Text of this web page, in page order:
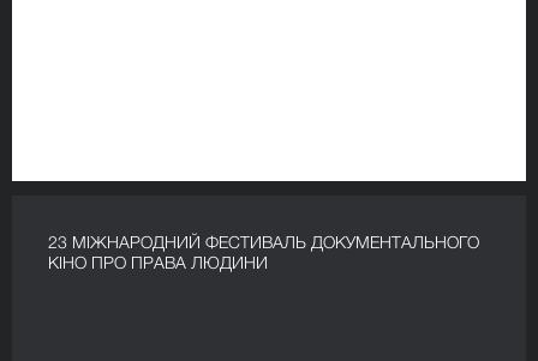
23 МІЖНАРОДНИЙ ФЕСТИВАЛЬ ДОКУМЕНТАЛЬНОГО
КІНО ПРО ПРАВА ЛЮДИНИ